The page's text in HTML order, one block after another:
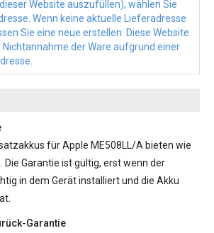
Website auszufüllen), wählen Sie
Wenn keine aktuelle Lieferadresse
Sie eine neue erstellen. Diese Website
der Ware aufgrund einer
für Apple ME508LL/A bieten wie
Die Garantie ist gültig, erst wenn der
in dem Gerät installiert und die Akku
Garantie